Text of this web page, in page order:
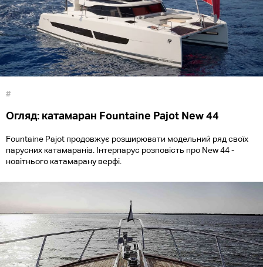
#
Огляд: катамаран Fountaine Pajot New 44
Fountaine Pajot продовжує розширювати модельний ряд своїх
парусних катамаранів. Інтерпарус розповість про New 44 -
новітнього катамарану верфі.